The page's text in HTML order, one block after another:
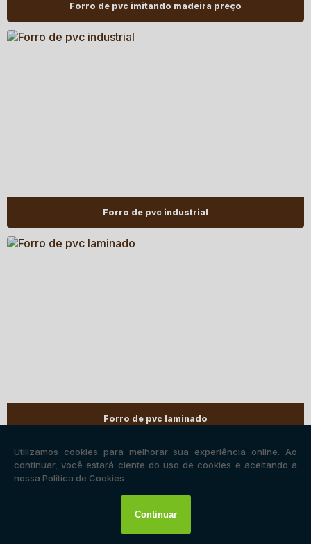
Forro de pvc imitando madeira preço
Forro de pvc industrial
Forro de pvc laminado